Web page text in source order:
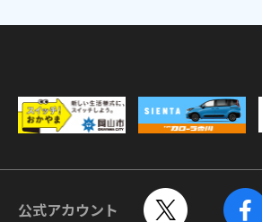
公式アカウント